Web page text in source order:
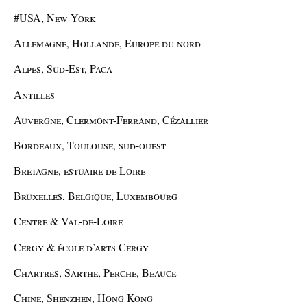
#USA, New York
Allemagne, Hollande, Europe du nord
Alpes, Sud-Est, Paca
Antilles
Auvergne, Clermont-Ferrand, Cézallier
Bordeaux, Toulouse, sud-ouest
Bretagne, estuaire de Loire
Bruxelles, Belgique, Luxembourg
Centre & Val-de-Loire
Cergy & école d’arts Cergy
Chartres, Sarthe, Perche, Beauce
Chine, Shenzhen, Hong Kong